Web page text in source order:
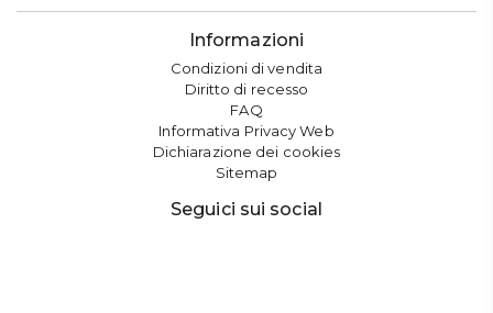
Informazioni
Condizioni di vendita
Diritto di recesso
FAQ
Informativa Privacy Web
Dichiarazione dei cookies
Sitemap
Seguici sui social